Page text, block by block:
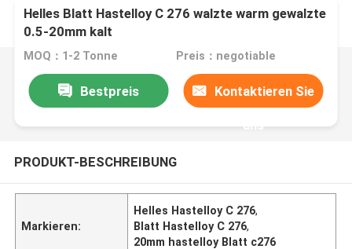
Helles Blatt Hastelloy C 276 walzte warm gewalzte
0.5-20mm kalt
MOQ：1-2 Tonne Preis：negotiable
Bestpreis Kontaktieren Sie
uns
PRODUKT-BESCHREIBUNG
Markieren:
Helles Hastelloy C 276,
Blatt Hastelloy C 276,
20mm hastelloy Blatt c276